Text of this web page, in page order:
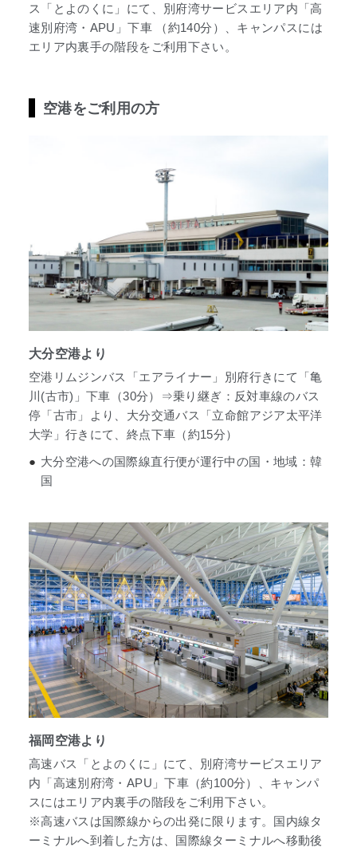
ス「とよのくに」にて、別府湾サービスエリア内「高
速別府湾・APU」下車 （約140分）、キャンパスには
エリア内裏手の階段をご利用下さい。
空港をご利用の方
大分空港より
空港リムジンバス「エアライナー」別府行きにて「亀
川(古市)」下車（30分）⇒乗り継ぎ：反対車線のバス
停「古市」より、大分交通バス「立命館アジア太平洋
大学」行きにて、終点下車（約15分）
● 大分空港への国際線直行便が運行中の国・地域：韓
国
福岡空港より
高速バス「とよのくに」にて、別府湾サービスエリア
内「高速別府湾・APU」下車（約100分）、キャンパ
スにはエリア内裏手の階段をご利用下さい。
※高速バスは国際線からの出発に限ります。国内線タ
ーミナルへ到着した方は、国際線ターミナルへ移動後